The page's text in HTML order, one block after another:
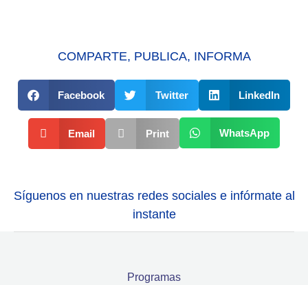
COMPARTE, PUBLICA, INFORMA
Facebook Twitter LinkedIn
Email Print WhatsApp
Síguenos en nuestras redes sociales e infórmate al
instante
Programas